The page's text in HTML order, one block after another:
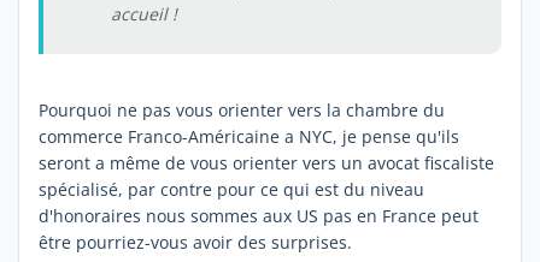
accueil !
Pourquoi ne pas vous orienter vers la chambre du
commerce Franco-Américaine a NYC, je pense qu'ils
seront a même de vous orienter vers un avocat fiscaliste
spécialisé, par contre pour ce qui est du niveau
d'honoraires nous sommes aux US pas en France peut
être pourriez-vous avoir des surprises.